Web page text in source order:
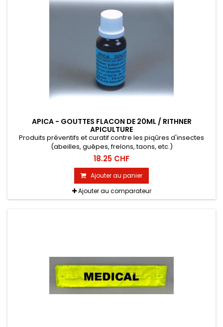
APICA - GOUTTES FLACON DE 20ML / RITHNER
APICULTURE
Produits préventifs et curatif contre les piqûres d'insectes
(abeilles, guêpes, frelons, taons, etc.)
18.25 CHF
Ajouter au panier
Ajouter au comparateur